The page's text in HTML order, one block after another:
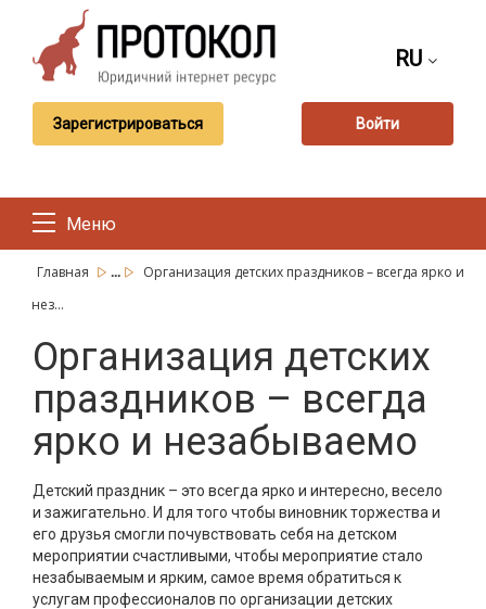
RU
Зарегистрироваться Войти
Меню
Главная ...
Организация детских праздников – всегда ярко и
нез...
Организация детских
праздников – всегда
ярко и незабываемо
Детский праздник – это всегда ярко и интересно, весело
и зажигательно. И для того чтобы виновник торжества и
его друзья смогли почувствовать себя на детском
мероприятии счастливыми, чтобы мероприятие стало
незабываемым и ярким, самое время обратиться к
услугам профессионалов по организации детских